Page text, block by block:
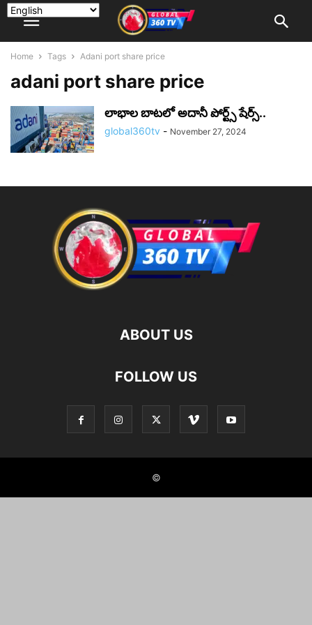
Home Tags Adani port share price
adani port share price
లాభాల బాటలో అదానీ పోర్ట్స్ షేర్స్..
global360tv - November 27, 2024
ABOUT US
FOLLOW US
©